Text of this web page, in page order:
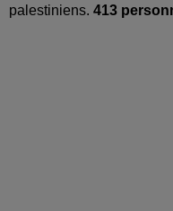
palestiniens. 413